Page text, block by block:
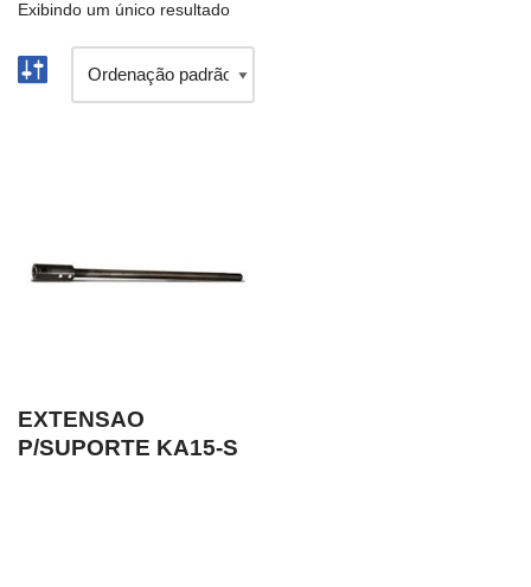
Exibindo um único resultado
EXTENSAO
P/SUPORTE KA15-S